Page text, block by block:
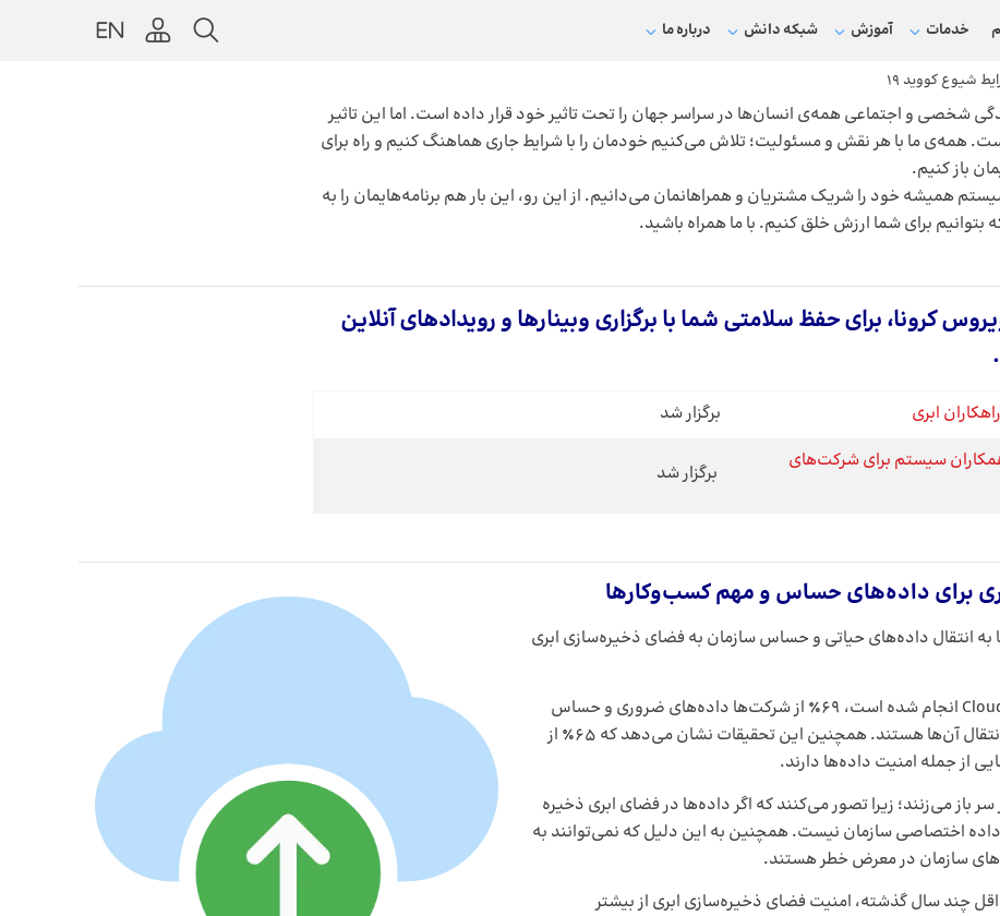
خدمات آموزش شبکه دانش درباره ما
شیوع کووید ۱۹
شخصی و اجتماعی همه‌ی انسان‌ها در سراسر جهان را تحت تاثیر خود قرار داده است. اما این تاثیر
همه‌ی ما با هر نقش و مسئولیت؛ تلاش می‌کنیم خودمان را با شرایط جاری هماهنگ کنیم و راه برای
باز کنیم.
همیشه خود را شریک مشتریان و همراهانمان می‌دانیم. از این رو، این بار هم برنامه‌هایمان را به
برای شما ارزش‌ خلق کنیم. با ما همراه باشید.
کرونا، برای حفظ سلامتی شما با برگزاری وبینارها و رویدادهای آنلاین
ابری
برگزار شد
همکاران سیستم برای شرکت‌های
برگزار شد
برای داده‌های حساس و مهم کسب‌وکارها
انتقال داده‌های حیاتی و حساس سازمان به فضای ذخیره‌سازی ابری
بر اساس نتایج یک مطالعه که توسط Cloud Security Alliance انجام شده است، ۶۹٪ از شرکت‌ها داده‌های ضروری و حساس
خود را به فضای ذخیره‌سازی ابری منتقل کرده‌ یا در حال انتقال آن‌ها هستند. همچنین این تحقیقات نشان می‌دهد که ۶۵٪ از
از جمله امنیت داده‌ها دارند.
باز می‌زنند؛ زیرا تصور می‌کنند که اگر داده‌ها در فضای ابری ذخیره
داده اختصاصی سازمان نیست. همچنین به این دلیل که نمی‌توانند به
سازمان در معرض خطر هستند.
چند سال گذشته، امنیت فضای ذخیره‌سازی ابری از بیشتر